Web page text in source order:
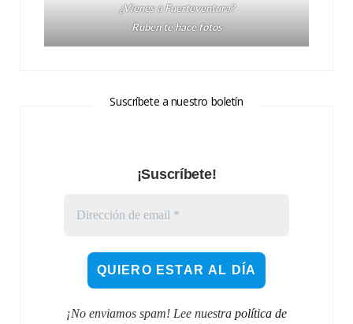
¿Vienes a Fuerteventura?
Ruben te hace fotos
Suscríbete a nuestro boletín
¡Suscríbete!
¡No enviamos spam! Lee nuestra política de